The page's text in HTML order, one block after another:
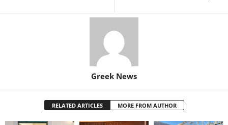
Greek News
RELATED ARTICLES MORE FROM AUTHOR